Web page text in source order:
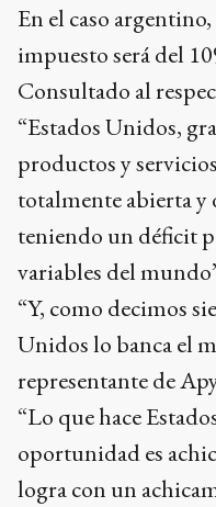
En el caso
impuesto será del
Consultado al
“Estados Unidos,
productos y
totalmente abierta y
teniendo un déficit
variables del
“Y, como decimos
Unidos lo banca el
representante de
“Lo que hace
oportunidad es
logra con un